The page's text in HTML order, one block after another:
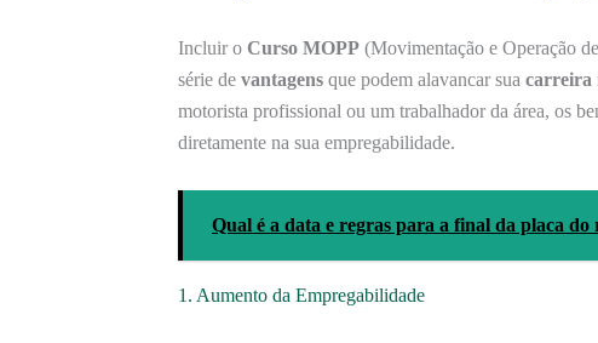
Incluir o Curso MOPP (Movimentação e Operação
série de vantagens que podem alavancar sua carreira
motorista profissional ou um trabalhador da área, os
diretamente na sua empregabilidade.
Qual é a data e regras para a final da placa do
1. Aumento da Empregabilidade